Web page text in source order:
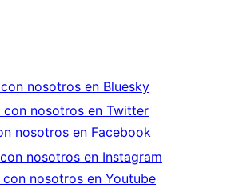
nosotros en Bluesky
con nosotros en Twitter
nosotros en Facebook
nosotros en Instagram
con nosotros en Youtube